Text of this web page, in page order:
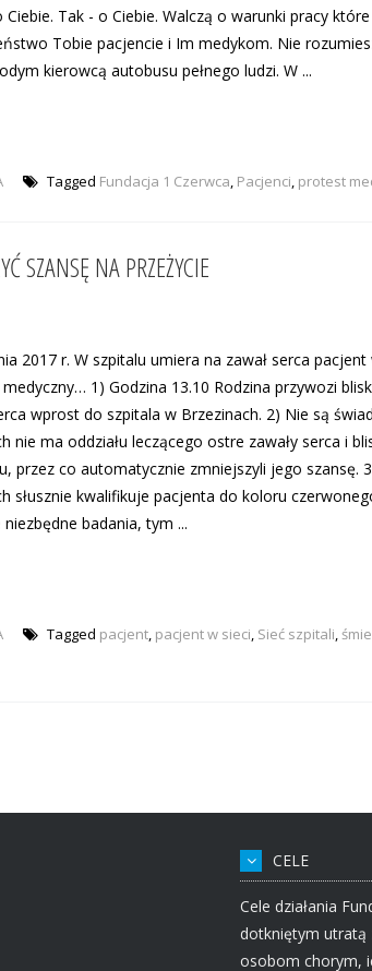
Ciebie. Tak - o Ciebie. Walczą o warunki pracy
Tobie pacjencie i Im medykom. Nie
kierowcą autobusu pełnego ludzi. W ...
Tagged Fundacja 1 Czerwca, Pacjenci, protest
SZANSĘ NA PRZEŻYCIE
2017 r. W szpitalu umiera na zawał serca
1) Godzina 13.10 Rodzina przywozi
wprost do szpitala w Brzezinach. 2) Nie są
nie ma oddziału leczącego ostre zawały serca i
przez co automatycznie zmniejszyli jego szansę.
słusznie kwalifikuje pacjenta do koloru
badania, tym ...
Tagged pacjent, pacjent w sieci, Sieć szpitali,
CELE
Cele działania
dotkniętym utratą
osobom chorym,